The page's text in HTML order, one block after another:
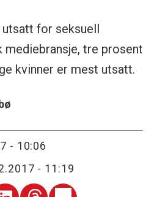
for seksuell
mediebransje, tre prosent
kvinner er mest utsatt.
- 10:06
- 11:19